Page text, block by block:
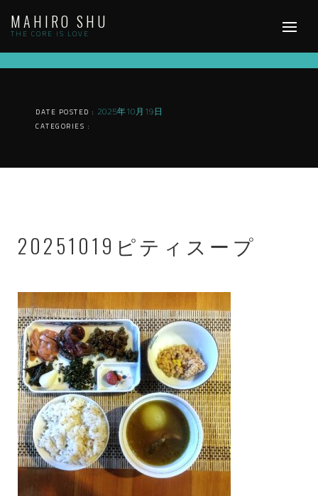
content
MAHIRO SHU
THE CORE IS LOVE
DATE POSTED : 2025年10月19日
CATEGORIES :
20251019ピティスープ